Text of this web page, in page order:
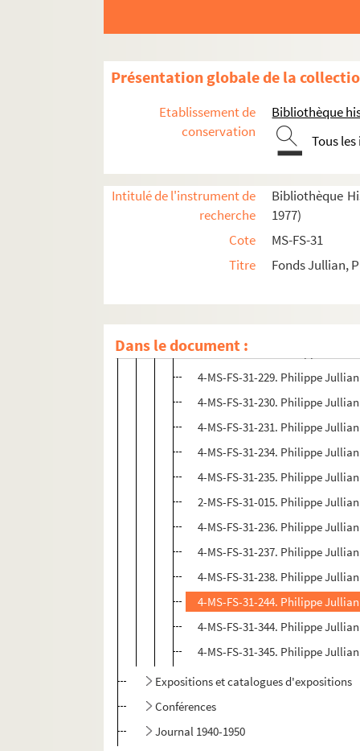
Présentation globale de la
Etablissement de
conservation
Bibliothèque
Tous
Intitulé de l'instrument de
recherche
Bibliothèque
1977)
Cote
MS-FS-31
Titre
Fonds Jullian,
Dans le document :
4-MS-FS-31-162. Philippe
4-MS-FS-31-166. Philippe
4-MS-FS-31-167. Philippe
4-MS-FS-31-171. Philippe
4-MS-FS-31-220. Philippe
4-MS-FS-31-224. Philippe
4-MS-FS-31-228. Philippe
4-MS-FS-31-229. Philippe
4-MS-FS-31-230. Philippe
4-MS-FS-31-231. Philippe
4-MS-FS-31-234. Philippe
4-MS-FS-31-235. Philippe
2-MS-FS-31-015. Philippe
4-MS-FS-31-236. Philippe
4-MS-FS-31-237. Philippe
4-MS-FS-31-238. Philippe
4-MS-FS-31-244. Philippe
4-MS-FS-31-344. Philippe
4-MS-FS-31-345. Philippe
Expositions et catalogues d'expositions
Conférences
Journal 1940-1950